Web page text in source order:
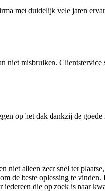
met duidelijk vele jaren
niet misbruiken.
op het dak dankzij de goede
alleen zeer snel ter
de beste oplossing te
iedereen die op zoek is naar